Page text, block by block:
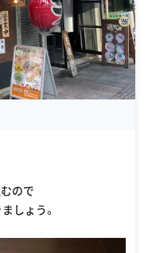
ので
しょう。